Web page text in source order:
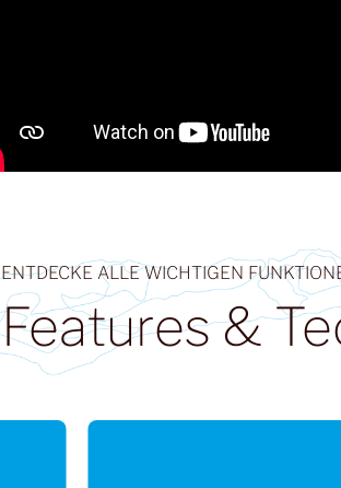
ENTDECKE ALLE WICHTIGEN
Features &